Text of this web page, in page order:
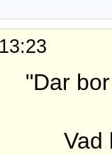
"Dar
Vad